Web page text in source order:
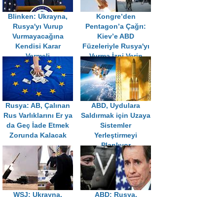
Blinken: Ukrayna,
Rusya'yı Vurup
Vurmayacağına
Kendisi Karar
Vermeli
Kongre’den
Pentagon’a Çağrı:
Kiev’e ABD
Füzeleriyle Rusya'yı
Vurma İzni Verin
Rusya: AB, Çalınan
Rus Varlıklarını Er ya
da Geç İade Etmek
Zorunda Kalacak
ABD, Uydulara
Saldırmak için Uzaya
Sistemler
Yerleştirmeyi
Planlıyor
WSJ: Ukrayna,
ABD: Rusya,